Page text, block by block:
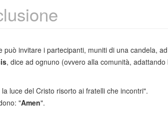
può invitare i partecipanti, muniti di una candela,
, dice ad ognuno (ovvero alla comunità, adattando
luce del Cristo risorto ai fratelli che incontri".
"Amen".